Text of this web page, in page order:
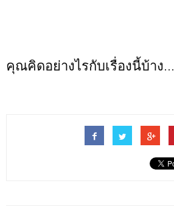
คุณคิดอย่างไรกับเรื่องนี้บ้าง...